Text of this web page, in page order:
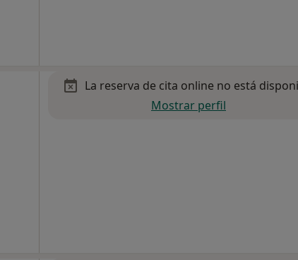
La reserva de cita online no está
Mostrar perfil